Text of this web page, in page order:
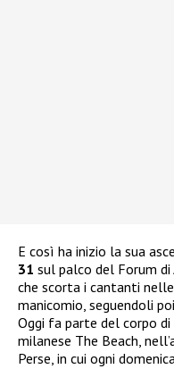
E così ha inizio la sua
31 sul palco del Forum di
che scorta i cantanti
manicomio, seguendoli
Oggi fa parte del corpo
milanese The Beach,
Perse, in cui ogni